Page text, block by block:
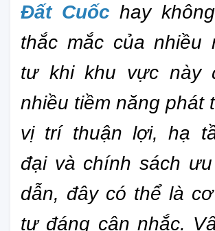
Đất Cuốc hay
thắc mắc của nhiều
tư khi khu vực này
nhiều tiềm năng phát
vị trí thuận lợi, hạ
đại và chính sách
dẫn, đây có thể là
tư đáng cân nhắc.